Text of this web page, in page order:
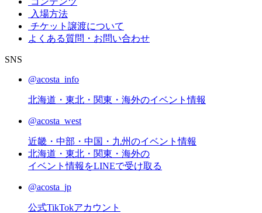
入場方法
チケット譲渡について
よくある質問・お問い合わせ
SNS
@acosta_info
北海道・東北・関東・海外のイベント情報
@acosta_west
近畿・中部・中国・九州のイベント情報
北海道・東北・関東・海外の
イベント情報をLINEで受け取る
@acosta_jp
公式TikTokアカウント